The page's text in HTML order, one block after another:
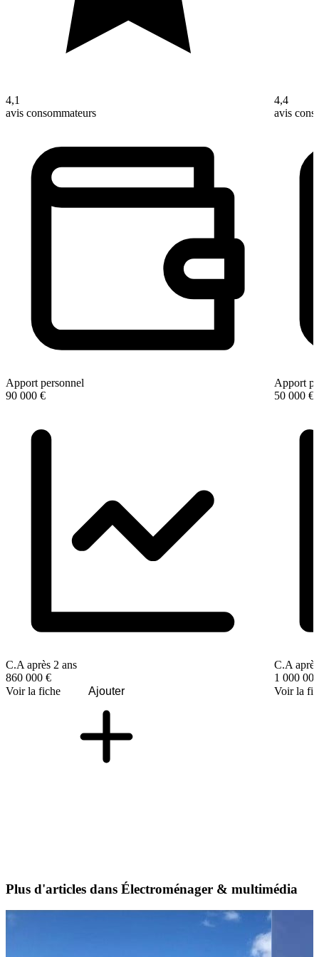
4,1
avis consommateurs
Apport personnel
90 000 €
C.A après 2 ans
860 000 €
Voir la fiche
Ajouter
4,4
avis
Apport
50 000 €
C.A
1 000
Voir la
Plus d'articles dans Électroménager & multimédia